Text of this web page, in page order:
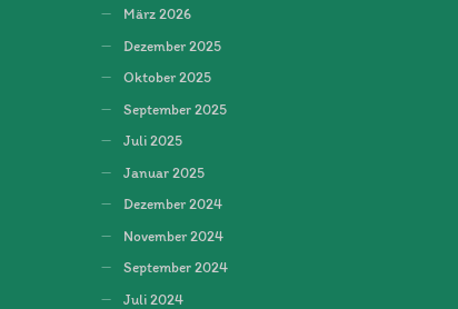
März 2026
Dezember 2025
Oktober 2025
September 2025
Juli 2025
Januar 2025
Dezember 2024
November 2024
September 2024
Juli 2024